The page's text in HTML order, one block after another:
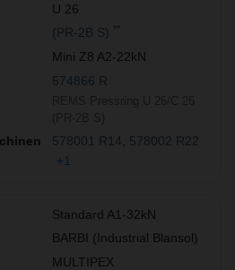
U 26
(PR-2B S)
Mini Z8 A2-22kN
574866 R
578001 R14
578002 R22
+1
Standard A1-32kN
BARBI (Industrial Blansol)
MULTIPEX